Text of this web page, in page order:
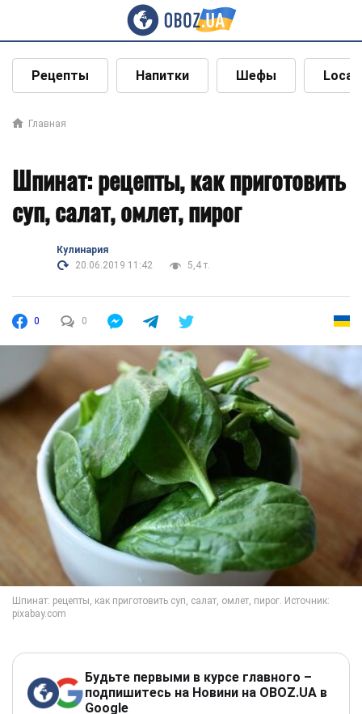
Рецепты Напитки Шефы Local
Главная
Шпинат: рецепты, как приготовить
суп, салат, омлет, пирог
Кулинария
20.06.2019 11:42
5,4 т.
0 0
Будьте первыми в курсе главного –
подпишитесь на Новини на OBOZ.UA в
Google